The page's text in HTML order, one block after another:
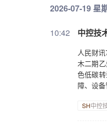
2026-07-19 星
10:42 中控技
人民财
木二期
色低碳
障、设
SH中控